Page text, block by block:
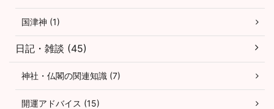
国津神 (1)
日記・雑談 (45)
神社・仏閣の関連知識 (7)
開運アドバイス (15)